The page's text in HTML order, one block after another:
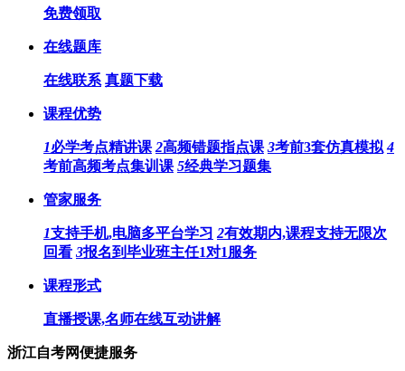
免费领取
在线题库
在线联系 真题下载
课程优势
1必学考点精讲课 2高频错题指点课 3考前3套仿真模拟 4
考前高频考点集训课 5经典学习题集
管家服务
1支持手机,电脑多平台学习 2有效期内,课程支持无限次
回看 3报名到毕业班主任1对1服务
课程形式
直播授课,名师在线互动讲解
浙江自考网便捷服务